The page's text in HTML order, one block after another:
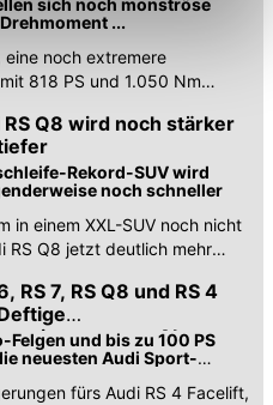
mehr alle
Verfügung stehen. Sie
in unserer
sich noch monströse
...
noch extremere
818 PS und 1.050 Nm
Q8 wird noch stärker
Rekord-SUV wird
noch schneller
in einem XXL-SUV noch nicht
RS Q8 jetzt deutlich mehr
RS 7, RS Q8 und RS 4
von Abt
Felgen und bis zu 100 PS
neuesten Audi Sport-
fürs Audi RS 4 Facelift,